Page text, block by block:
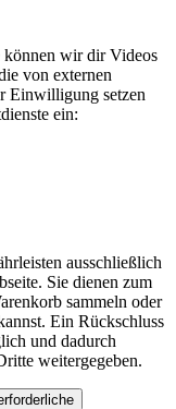
können wir dir Videos
von externen
Einwilligung setzen
ein:
ausschließlich
Sie dienen zum
sammeln oder
Ein Rückschluss
und dadurch
weitergegeben.